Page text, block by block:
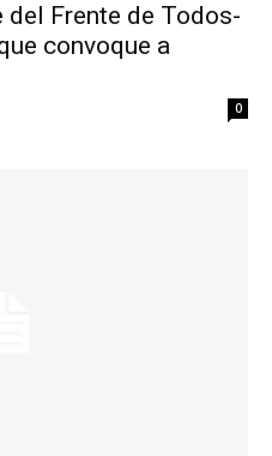
del Frente de Todos-
convoque a
0